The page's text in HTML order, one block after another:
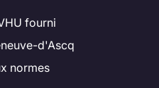
fourni
d'Ascq
normes